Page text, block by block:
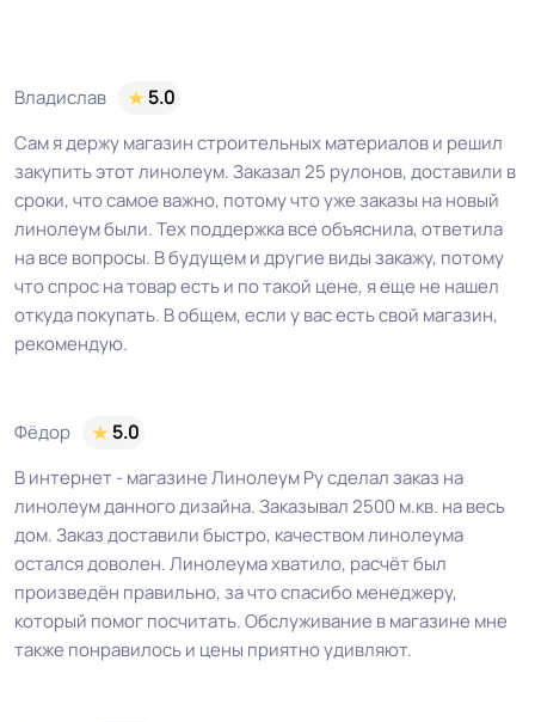
Владислав
5.0
Сам я держу магазин строительных материалов и решил
закупить этот линолеум. Заказал 25 рулонов, доставили в
сроки, что самое важно, потому что уже заказы на новый
линолеум были. Тех поддержка все объяснила, ответила
на все вопросы. В будущем и другие виды закажу, потому
что спрос на товар есть и по такой цене, я еще не нашел
откуда покупать. В общем, если у вас есть свой магазин,
рекомендую.
Фёдор
5.0
В интернет - магазине Линолеум Ру сделал заказ на
линолеум данного дизайна. Заказывал 2500 м.кв. на весь
дом. Заказ доставили быстро, качеством линолеума
остался доволен. Линолеума хватило, расчёт был
произведён правильно, за что спасибо менеджеру,
который помог посчитать. Обслуживание в магазине мне
также понравилось и цены приятно удивляют.